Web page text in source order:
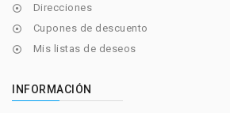
 Direcciones
 Cupones de descuento
 Mis listas de deseos
INFORMACIÓN